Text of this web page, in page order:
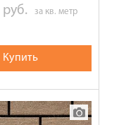
руб.за кв. метр
Купить